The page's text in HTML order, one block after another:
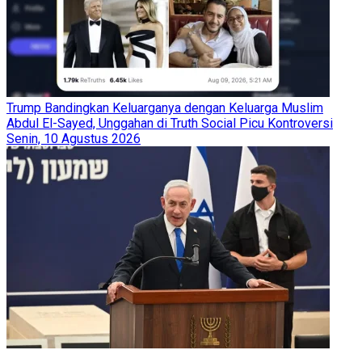
Trump Bandingkan Keluarganya dengan Keluarga Muslim
Abdul El-Sayed, Unggahan di Truth Social Picu Kontroversi
Senin, 10 Agustus 2026